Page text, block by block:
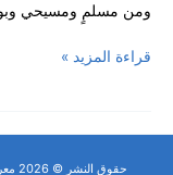
ومن مسلمٍ ومسيحي
17
الدرس
قراءة المزيد »
حقوق النشر © 2026 معرفة الإسلام | طور من قبل